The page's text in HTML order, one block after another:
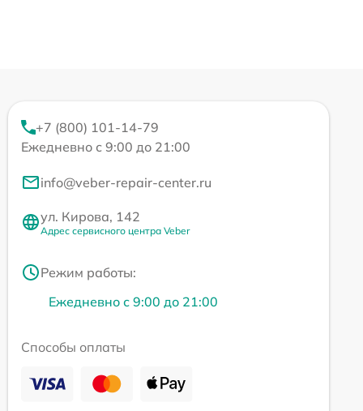
+7 (800) 101-14-79
Ежедневно с 9:00 до 21:00
info@veber-repair-center.ru
ул. Кирова, 142
Адрес сервисного центра Veber
Режим работы:
Ежедневно с 9:00 до 21:00
Способы оплаты